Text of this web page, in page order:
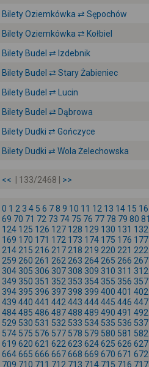
Bilety Oziemkówka ⇄ Sępochów
Bilety Oziemkówka ⇄ Kołbiel
Bilety Budel ⇄ Izdebnik
Bilety Budel ⇄ Stary Żabieniec
Bilety Budel ⇄ Lucin
Bilety Budel ⇄ Dąbrowa
Bilety Dudki ⇄ Gończyce
Bilety Dudki ⇄ Wola Żelechowska
<< | 133/2468 | >>
0 1 2 3 4 5 6 78 9 10 11 12 13 14 15 16
69 70 71 72 73 74 75 76 77 78 79 80 81
124 125 126 127 128 129 130 131 132
169 170 171 172 173 174 175 176 177
214 215 216 217 218 219 220 221 222
259 260 261 262 263 264 265 266 267
304 305 306 307 308 309 310 311 312
349 350 351 352 353 354 355 356 357
394 395 396 397 398 399 400 401 402
439 440 441 442 443 444445 446 447
484485 486 487488 489 490 491 492
529 530 531 532 533 534 535 536 537
574 575 576 577 578 579 580 581 582
619 620 621 622 623 624625 626 627
664665 666 667668 669 670 671 672
709 710 711 712 713 714 715 716 717